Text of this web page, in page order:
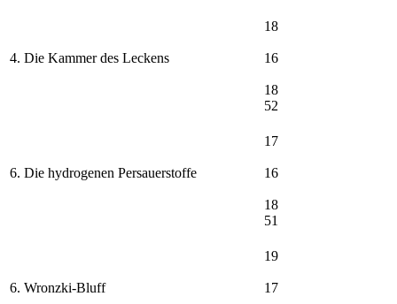
4. Die Kammer des Leckens
18
16
18
52
6. Die hydrogenen Persauerstoffe
17
16
18
51
6. Wronzki-Bluff
19
17